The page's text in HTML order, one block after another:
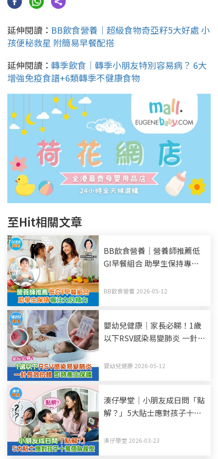
延伸閱讀： BB飲食營養｜超級食物奇亞籽5大好處 小
孩便秘救星 附簡易早餐配搭
延伸閱讀： 轉季飲食｜轉季小朋友特別容易病？ 6大
增強免疫食譜+6類轉季不健康食物
至Hit相關文章
BB飲食營養｜營養師推薦低
GI早餐組合 助學生保持專注
BB飲食營養 2026-05-12
嬰幼兒健康｜家長必睇！1歲
以下RSV感染易變肺炎 一針長
嬰幼兒健康 2026-05-12
湊仔學堂｜小朋友成日問「點
解？」5大貼士應對孩子十萬
湊仔學堂 2026-03-23